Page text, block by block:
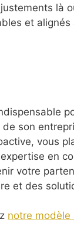
là
et
son
vous
en
votre
et des
notre modèle